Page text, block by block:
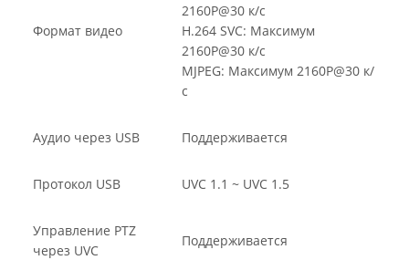
Формат видео
2160P@30 к/с
H.264 SVC: Максимум
2160P@30 к/с
MJPEG: Максимум 2160P@30 к/
с
Аудио через USB Поддерживается
Протокол USB UVC 1.1 ~ UVC 1.5
Управление PTZ
через UVC
Поддерживается